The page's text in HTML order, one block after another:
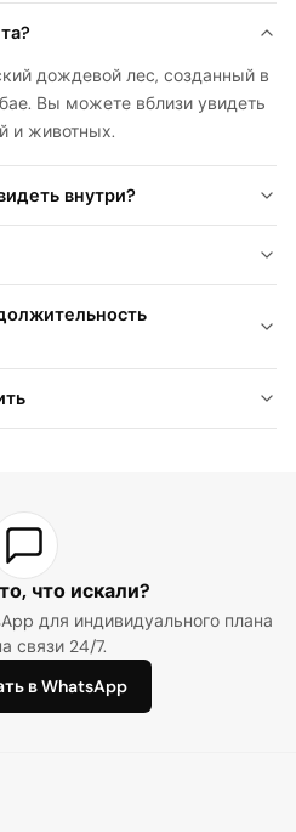
дождевой лес, созданный в
Вы можете вблизи увидеть
и животных.
внутри?
что искали?
для индивидуального плана
связи 24/7.
в WhatsApp